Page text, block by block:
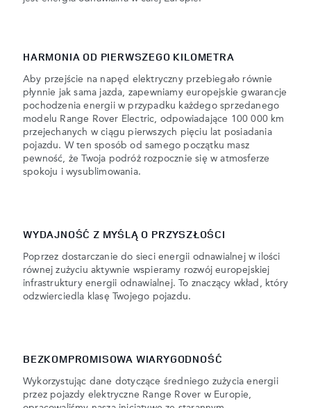
HARMONIA OD PIERWSZEGO KILOMETRA
Aby przejście na napęd elektryczny przebiegało równie
płynnie jak sama jazda, zapewniamy europejskie gwarancje
pochodzenia energii w przypadku każdego sprzedanego
modelu Range Rover Electric, odpowiadające 100 000 km
przejechanych w ciągu pierwszych pięciu lat posiadania
pojazdu. W ten sposób od samego początku masz
pewność, że Twoja podróż rozpocznie się w atmosferze
spokoju i wysublimowania.
WYDAJNOŚĆ Z MYŚLĄ O PRZYSZŁOŚCI
Poprzez dostarczanie do sieci energii odnawialnej w ilości
równej zużyciu aktywnie wspieramy rozwój europejskiej
infrastruktury energii odnawialnej. To znaczący wkład, który
odzwierciedla klasę Twojego pojazdu.
BEZKOMPROMISOWA WIARYGODNOŚĆ
Wykorzystując dane dotyczące średniego zużycia energii
przez pojazdy elektryczne Range Rover w Europie,